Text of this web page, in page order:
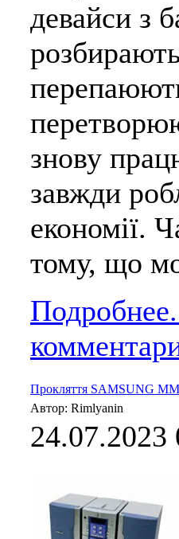
девайси з
знову
завжди
економії.
тому, що
Прокляття SAMSUNG
Автор: Rimlyanin
24.07.2023